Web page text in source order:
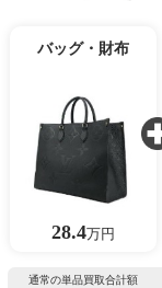
バッグ・財布
28.4万円
通常の単品買取合計額